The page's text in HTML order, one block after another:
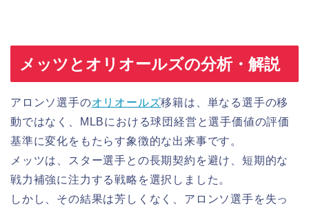
メッツとオリオールズの分析・解説
アロンソ選手のオリオールズ移籍は、単なる選手の移
動ではなく、MLBにおける球団経営と選手価値の評価
基準に変化をもたらす象徴的な出来事です。
メッツは、スター選手との長期契約を避け、短期的な
戦力補強に注力する戦略を選択しました。
しかし、その結果は芳しくなく、アロンソ選手を失っ